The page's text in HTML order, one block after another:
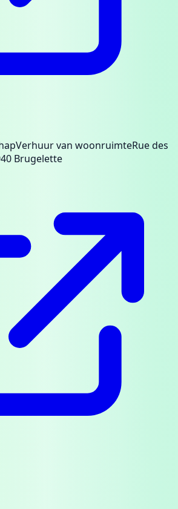
Verhuur van woonruimteRue des
Brugelette